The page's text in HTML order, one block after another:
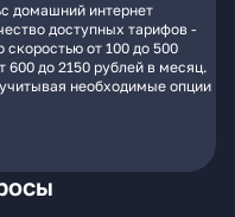
домашний интернет
доступных тарифов -
от 100 до 500
до 2150 рублей в месяц.
необходимые опции